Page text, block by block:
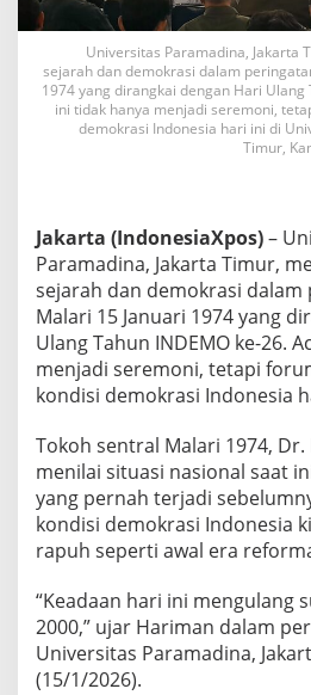
g
a
t
k
a
n
D
r
a
s
R
a
p
u
d
P
e
r
i
a
t
a
Universitas Paramadina, Jakarta
sejarah dan demokrasi dalam
1974 yang dirangkai dengan Hari Ulang
ini tidak hanya menjadi seremoni,
demokrasi Indonesia hari ini di
Timur,
Jakarta (IndonesiaXpos)–
Paramadina, Jakarta Timur,
sejarah dan demokrasi
Malari 15 Januari 1974 yang
Ulang Tahun INDEMO ke-26.
menjadi seremoni, tetapi
kondisi demokrasi Indonesia
Tokoh sentral Malari 1974,
menilai situasi nasional saat
yang pernah terjadi
kondisi demokrasi Indonesia
rapuh seperti awal era
“Keadaan hari ini mengulang
2000,” ujar Hariman dalam
Universitas Paramadina,
(15/1/2026).